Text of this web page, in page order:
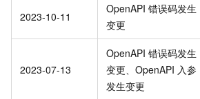
2023-10-11
OpenAPI 错误码发生
变更
2023-07-13
OpenAPI 错误码发生
变更、OpenAPI 入参
发生变更